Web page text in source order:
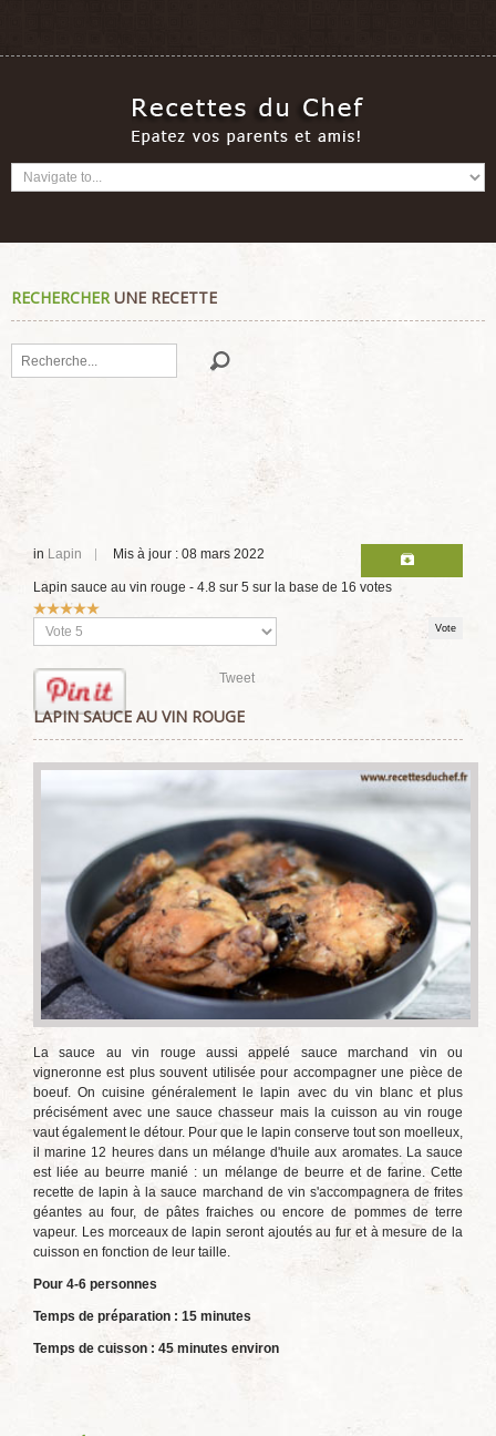
RECHERCHERUNE RECETTE
Rechercher
in Lapin Mis à jour : 08 mars 2022
Lapin sauce au vin rouge - 4.8 sur 5 sur la base de 16 votes
Vote
utilisateur:
Veuillez
voter
Tweet
LAPIN SAUCE AU VIN ROUGE
La sauce au vin rouge aussi appelé sauce marchand vin ou
vigneronne est plus souvent utilisée pour accompagner une pièce de
boeuf. On cuisine généralement le lapin avec du vin blanc et plus
précisément avec une sauce chasseur mais la cuisson au vin rouge
vaut également le détour. Pour que le lapin conserve tout son moelleux,
il marine 12 heures dans un mélange d'huile aux aromates. La sauce
est liée au beurre manié : un mélange de beurre et de farine. Cette
recette de lapin à la sauce marchand de vin s'accompagnera de frites
géantes au four, de pâtes fraiches ou encore de pommes de terre
vapeur. Les morceaux de lapin seront ajoutés au fur et à mesure de la
cuisson en fonction de leur taille.
Pour 4-6 personnes
Temps de préparation : 15 minutes
Temps de cuisson : 45 minutes environ